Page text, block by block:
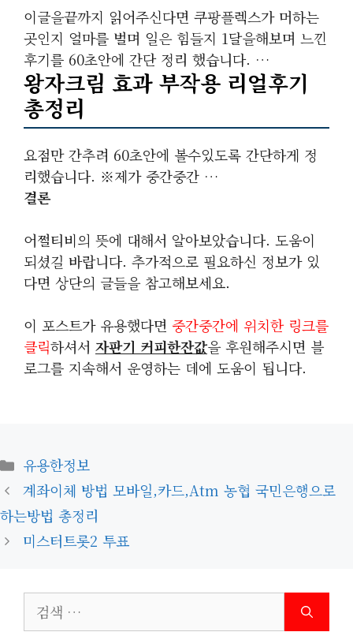
이글을끝까지 읽어주신다면 쿠팡플렉스가 머하는
곳인지 얼마를 벌며 일은 힘들지 1달을해보며 느낀
후기를 60초안에 간단 정리 했습니다. …
왕자크림 효과 부작용 리얼후기
총정리
요점만 간추려 60초안에 볼수있도록 간단하게 정
리했습니다. ※제가 중간중간 …
결론
어쩔티비의 뜻에 대해서 알아보았습니다. 도움이
되셨길 바랍니다. 추가적으로 필요하신 정보가 있
다면 상단의 글들을 참고해보세요.
이 포스트가 유용했다면 중간중간에 위치한 링크를
클릭하셔서 자판기 커피한잔값을 후원해주시면 블
로그를 지속해서 운영하는 데에 도움이 됩니다.
카
테
고
리
유용한정보
계좌이체 방법 모바일,카드,atm 농협 국민은행으로
하는방법 총정리
미스터트롯2 투표
색: